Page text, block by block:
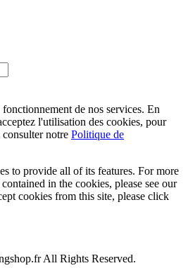
de nos services. En
l'utilisation des cookies, pour
notre Politique de
to provide all of its features. For more
in the cookies, please see our
cookies from this site, please click
All Rights Reserved.